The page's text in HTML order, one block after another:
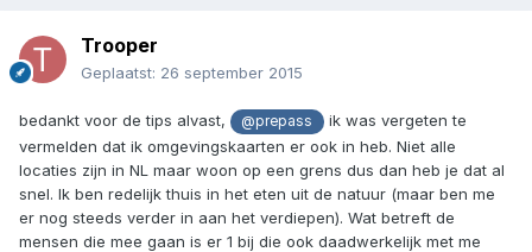
Trooper
Geplaatst: 26 september 2015
bedankt voor de tips alvast, @prepass
ik was vergeten te
vermelden dat ik omgevingskaarten er ook in heb. Niet alle
locaties zijn in NL maar woon op een grens dus dan heb je dat al
snel. Ik ben redelijk thuis in het eten uit de natuur (maar ben me
er nog steeds verder in aan het verdiepen). Wat betreft de
mensen die mee gaan is er 1 bij die ook daadwerkelijk met me